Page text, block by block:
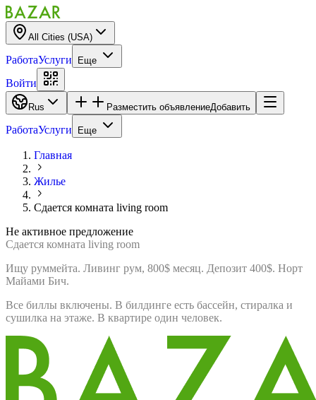
All Cities (USA)
РаботаУслуги Еще
Войти
Rus Разместить объявлениеДобавить
РаботаУслуги Еще
Главная
Жилье
Сдается комната living room
Не активное предложение
Сдается комната living room
Ищу руммейта. Ливинг рум, 800$ месяц. Депозит 400$. Норт
Майами Бич.
Все биллы включены. В билдинге есть бассейн, стиралка и
сушилка на этаже. В квартире один человек.